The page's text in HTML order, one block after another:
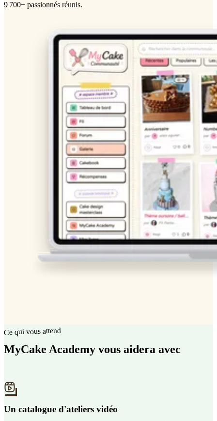
9 700+ passionnés réunis.
Ce qui vous attend
MyCake Academy vous aidera avec
Un catalogue d'ateliers vidéo